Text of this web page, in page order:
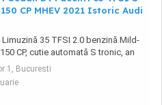
CP MHEV 2021 Istoric Audi
Limuzină 35 TFSI 2.0 benzină Mild-
CP, cutie automată S tronic, an
2021, model 2022, adusa recent din
Mașină bine întreținută, cu istoric
de service și toate reviziile efectuate
1, Bucuresti